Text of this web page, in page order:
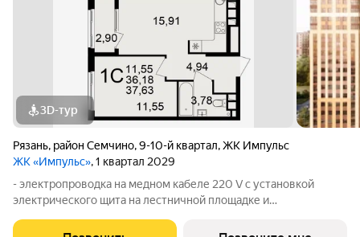
3D-тур
Рязань, район Семчино,9-10-й квартал,ЖК Импульс
ЖК «Импульс», 1 квартал 2029
- электропроводка на медном кабеле 220 V с установкой
электрического щита на лестничной площадке и
стен, кроме стен лоджий, откосов дверных и оконных